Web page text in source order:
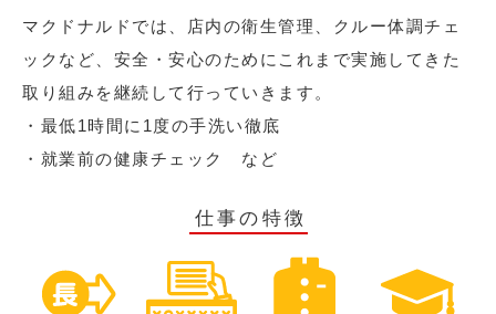
マクドナルドでは、店内の衛生管理、クルー体調チェ
ックなど、安全・安心のためにこれまで実施してきた
取り組みを継続して行っていきます。
・最低1時間に1度の手洗い徹底
・就業前の健康チェック など
仕事の特徴